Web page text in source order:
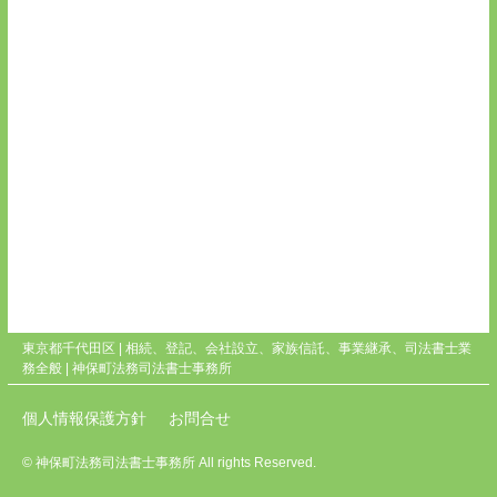
東京都千代田区 | 相続、登記、会社設立、家族信託、事業継承、司法書士業
務全般 | 神保町法務司法書士事務所
個人情報保護方針 お問合せ
© 神保町法務司法書士事務所 All rights Reserved.